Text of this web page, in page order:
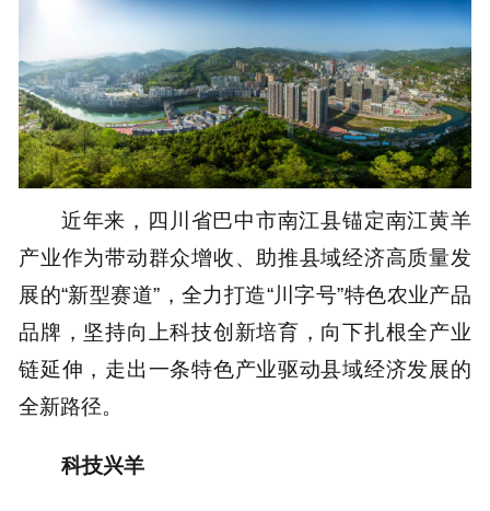
近年来，四川省巴中市南江县锚定南江黄羊
产业作为带动群众增收、助推县域经济高质量发
展的“新型赛道”，全力打造“川字号”特色农业产品
品牌，坚持向上科技创新培育，向下扎根全产业
链延伸，走出一条特色产业驱动县域经济发展的
全新路径。
科技兴羊